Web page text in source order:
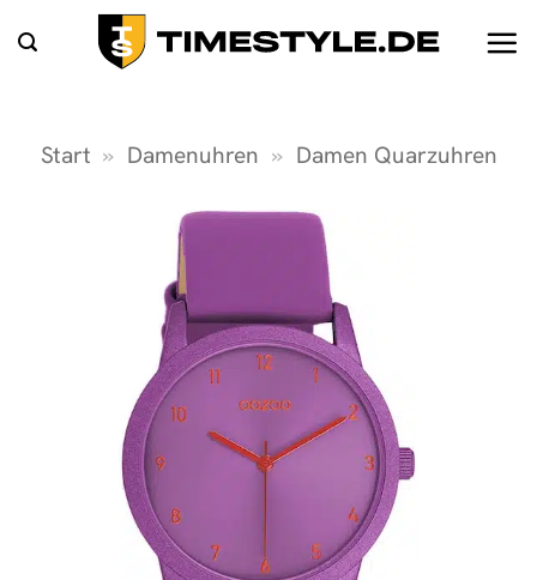
Inhalt
Start » Damenuhren » Damen Quarzuhren